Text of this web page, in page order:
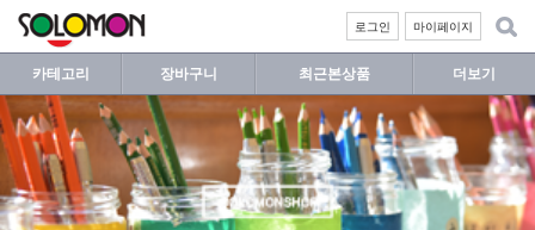
마이페이지
로그인
카테고리 장바구니 최근본상품 더보기